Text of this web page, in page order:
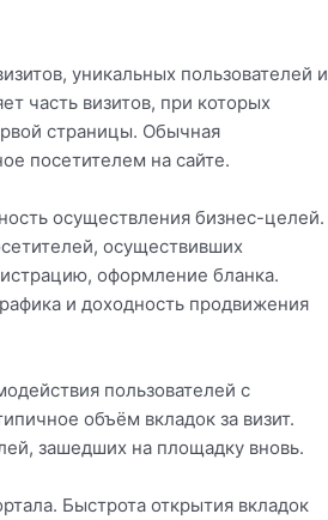
уникальных пользователей и
часть визитов, при которых
страницы. Обычная
посетителем на сайте.
осуществления бизнес-целей.
осуществивших
оформление бланка.
и доходность продвижения
пользователей с
объём вкладок за визит.
зашедших на площадку вновь.
Быстрота открытия вкладок